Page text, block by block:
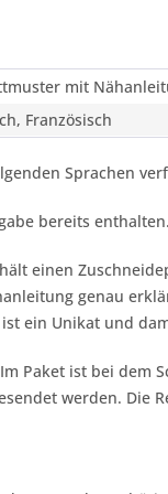
mit
Französisch
Sprachen
bereits
einen
genau
ein Unikat und
Paket ist bei dem
werden.